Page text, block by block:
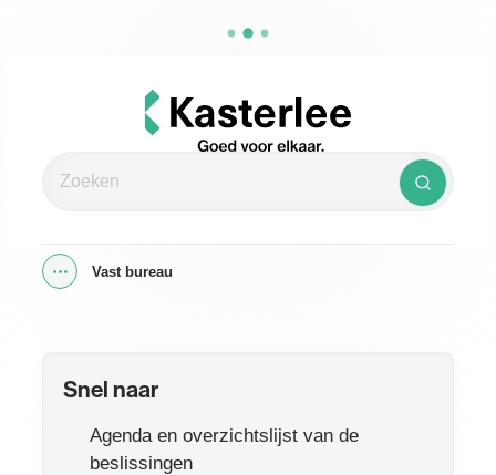
Kasterlee
Zoeken Zoeken
Toon alle broodkruimel items
Vast bureau
Snel naar
Agenda en overzichtslijst van de
beslissingen